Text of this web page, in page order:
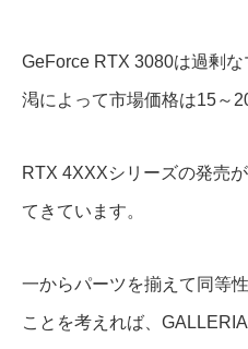
GeForce RTX 3080は過剰
渇によって市場価格は15～
RTX 4XXXシリーズの発売
てきています。
一からパーツを揃えて同等
ことを考えれば、